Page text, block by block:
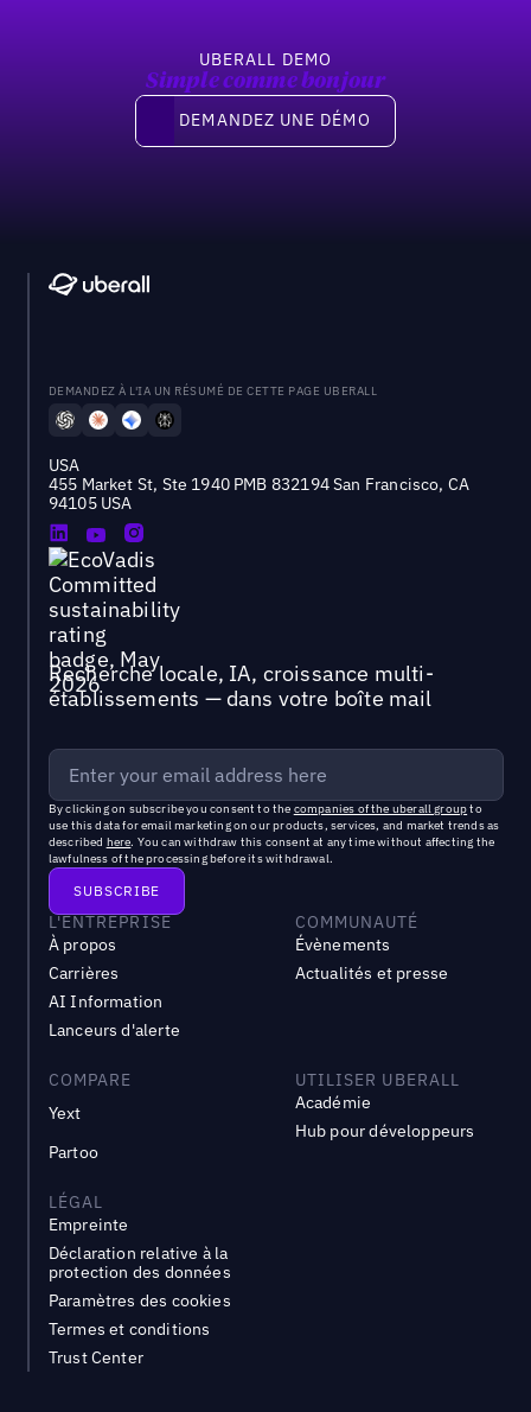
UBERALL DEMO
Simple comme bonjour
Demandez une démo
DEMANDEZ UNE DÉMO
DEMANDEZ À L'IA UN RÉSUMÉ DE CETTE PAGE UBERALL
USA
455 Market St, Ste 1940 PMB 832194 San Francisco, CA
94105 USA
Recherche locale, IA, croissance multi-
établissements — dans votre boîte mail
By clicking on subscribe you consent to the companies of the uberall groupto
use this data for email marketing on our products, services, and market trends as
described here. You can withdraw this consent at any time without affecting the
lawfulness of the processing before its withdrawal.
L'ENTREPRISE
À propos
Carrières
AI Information
Lanceurs d'alerte
COMMUNAUTÉ
Évènements
Actualités et presse
COMPARE
Yext
Partoo
UTILISER UBERALL
Académie
Hub pour développeurs
LÉGAL
Empreinte
Déclaration relative à la
protection des données
Paramètres des cookies
Termes et conditions
Trust Center